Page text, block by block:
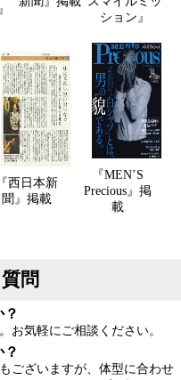
ション』
『西日本新
聞』掲載
『MEN’S
Precious』掲
載
問
お気軽にご相談ください。
ございますが、体型に合わせ